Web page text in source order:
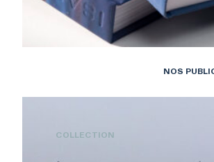
Monographies Solstice de Bertrand Carrière
NOS
COLLECTION